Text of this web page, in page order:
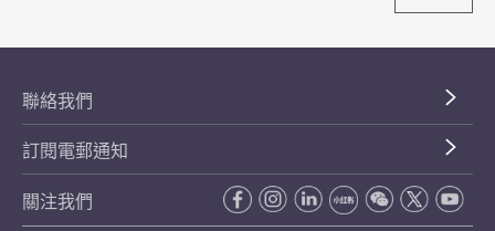
聯絡我們
訂閱電郵通知
關注我們